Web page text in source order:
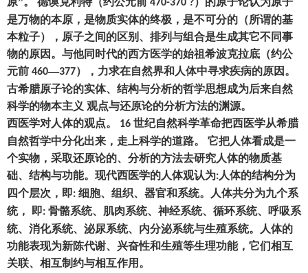
470-370 ?
是万物的本原 ， 是物质实体的终极 ， 是不可分的 （所谓的基
本粒子）， 原子之间的区别、排列与组合是生成其它不同事
物的原因。与他同时代的西方医学的始祖希波克拉底 （约公
元前 460—377）， 力求在自然界和人体中寻求疾病的原因。
古希腊原子论的实体、结构与分析的哲学思想成为后来自然
科学的物本主义 观点与还原论的分析方法的渊源。
西医学对人体的观点。
16 世纪自然科学革命把西医学从希腊
自然哲学中分化出来 ， 走上科学的道路。
它把人体看成是一
个实物 ， 采取还原论的、分析的方法去研究人体的物质基
础、结构与功能。现代西医学的人体观认为:人体的结构分为
四个层次 ， 即: 细胞、组织、器官和系统。人体共分为九个系
统， 即: 骨骼系统、肌肉系统、神经系统、循环系统、呼吸系
统、消化系统、泌尿系统、内分泌系统与生殖系统。人体的
功能表现为新陈代谢、兴奋性和生殖等生理功能， 它们相互
关联、相互制约与相互作用。